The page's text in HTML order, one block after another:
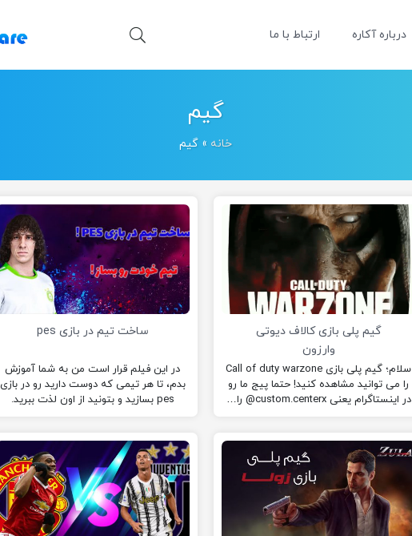
درباره آکاره ارتباط با ما
گیم
خانه » گیم
گیم پلی بازی کالاف دیوتی
وارزون
سلام؛ گیم پلی بازی Call of duty warzone
را می توانید مشاهده کنید! حتما پیج ما رو
در اینستاگرام یعنی custom.centerx@ را…
ساخت تیم در بازی pes
در این فیلم قرار است من به شما آموزش
بدم، تا هر تیمی که دوست دارید رو در بازی
pes بسازید و بتونید از اون لذت ببرید.